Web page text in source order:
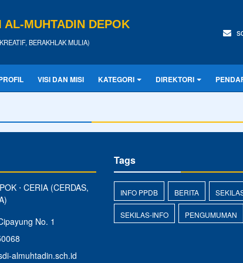
AL-MUHTADIN DEPOK
BERAKHLAK MULIA)
VISI DAN MISI KATEGORI DIREKTORI
⋅ CERIA (CERDAS,
No. 1
almuhtadin.sch.id
Tags
INFO PPDB BERITA
SEKILAS-INFO PENGUMUMAN